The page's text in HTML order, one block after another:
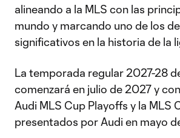
alineando a la MLS con las
mundo y marcando uno de los
significativos en la historia de la
La temporada regular 2027-28
comenzará en julio de 2027 y
Audi MLS Cup Playoffs y la MLS
presentados por Audi en mayo